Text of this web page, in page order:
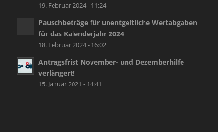
19. Februar 2024 - 11:24
Pauschbeträge für unentgeltliche Wertabgaben
für das Kalenderjahr 2024
18. Februar 2024 - 16:02
Antragsfrist November- und Dezemberhilfe
verlängert!
15. Januar 2021 - 14:41